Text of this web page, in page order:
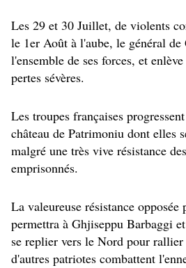
Les 29 et 30 Juillet, de violents
le 1er Août à l'aube, le général de
l'ensemble de ses forces, et
pertes sévères.
Les troupes françaises
château de Patrimoniu dont elles
malgré une très vive résistance
emprisonnés.
La valeureuse résistance opposée
permettra à Ghjiseppu Barbaggi
se replier vers le Nord pour
d'autres patriotes combattent